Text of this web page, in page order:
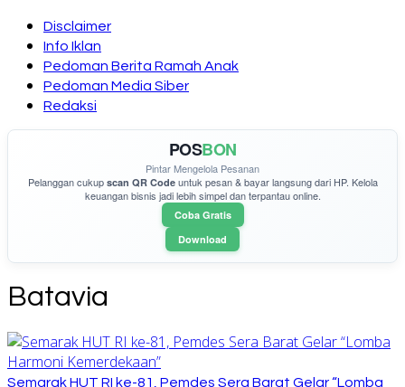
Disclaimer
Info Iklan
Pedoman Berita Ramah Anak
Pedoman Media Siber
Redaksi
POSBON
Pintar Mengelola Pesanan
Pelanggan cukup scan QR Codeuntuk pesan & bayar langsung dari HP. Kelola
keuangan bisnis jadi lebih simpel dan terpantau online.
Coba Gratis
Download
Batavia
Semarak HUT RI ke-81, Pemdes Sera Barat Gelar “Lomba